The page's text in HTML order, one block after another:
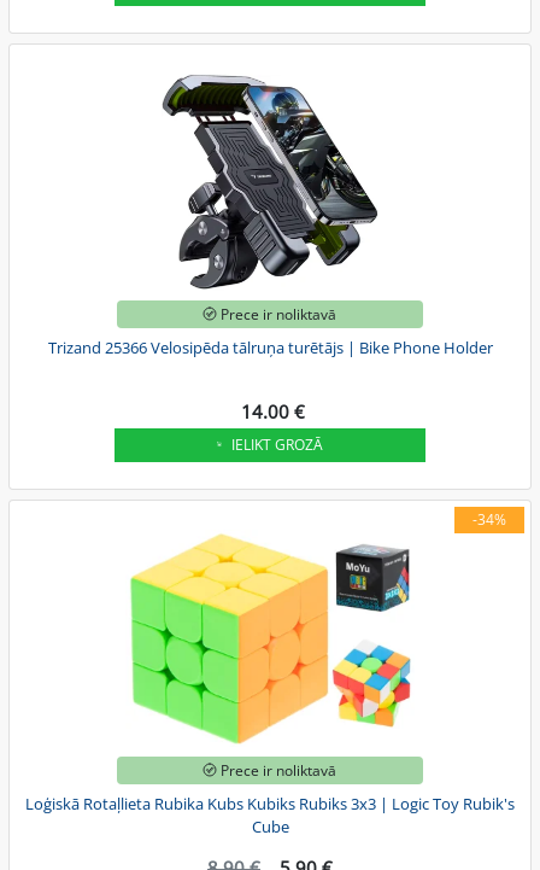
Prece ir noliktavā
Trizand 25366 Velosipēda tālruņa turētājs | Bike Phone Holder
14.00 €
IELIKT GROZĀ
-34%
Prece ir noliktavā
Loģiskā Rotaļlieta Rubika Kubs Kubiks Rubiks 3x3 | Logic Toy Rubik's
Cube